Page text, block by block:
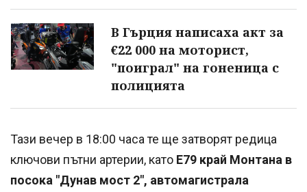
В Гърция написаха акт за
€22 000 на моторист,
"поиграл" на гоненица с
полицията
Тази вечер в 18:00 часа те ще затворят редица
ключови пътни артерии, като Е79 край Монтана в
посока "Дунав мост 2", автомагистрала